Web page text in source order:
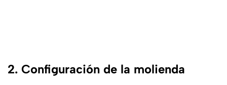
2. Configuración de la molienda